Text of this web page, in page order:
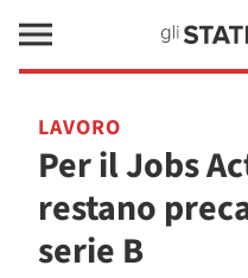
LAVORO
Per il Jobs
restano
serie B